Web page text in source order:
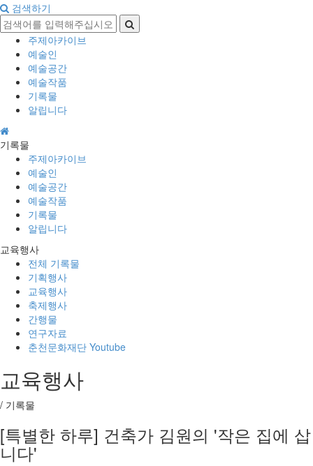
검색하기
주제아카이브
예술인
예술공간
예술작품
기록물
알립니다
기록물
주제아카이브
예술인
예술공간
예술작품
기록물
알립니다
교육행사
전체 기록물
기획행사
교육행사
축제행사
간행물
연구자료
춘천문화재단 Youtube
교육행사
/ 기록물
[특별한 하루] 건축가 김원의 '작은 집에 삽
니다'